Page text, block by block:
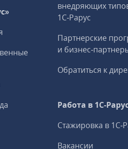
внедряющих
1С‑Рарус
Партнерские
и
Обратиться к
Работа в
Стажировка в
Вакансии